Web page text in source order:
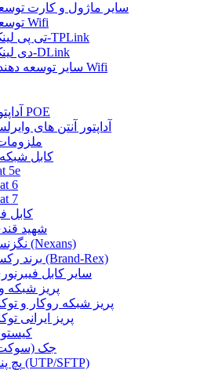
سایر ماژول و کارت
توسعه دهنده Wifi
تی پی لینک-TPLink
دی لینک-DLink
سایر توسعه دهنده Wifi
آداپتور POE
آداپتور آنتن های
کابل
5e
6
7
کابل
شهید
نگزنس (Nexans)
برند رکس (Brand-Rex)
سایر کابل
پریز
پریز شبکه روکار و
پریز ایرانی
جک
پچ پنل شبکه (UTP/SFTP)